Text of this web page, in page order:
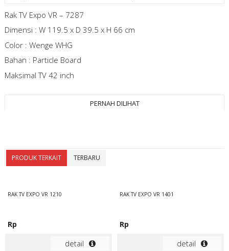
Rak TV Expo VR – 7287
Dimensi : W 119.5 x D 39.5 x H 66 cm
Color : Wenge WHG
Bahan : Particle Board
Maksimal TV 42 inch
PERNAH DILIHAT
PRODUK TERKAIT TERBARU
RAK TV EXPO VR 1210
Rp
detail
RAK TV EXPO VR 1401
Rp
detail